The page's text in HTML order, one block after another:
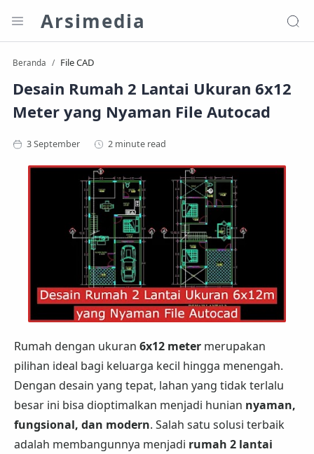
Arsimedia
Beranda File CAD
Desain Rumah 2 Lantai Ukuran 6x12
Meter yang Nyaman File Autocad
2 minute read
Rumah dengan ukuran 6x12 meter merupakan
pilihan ideal bagi keluarga kecil hingga menengah.
Dengan desain yang tepat, lahan yang tidak terlalu
besar ini bisa dioptimalkan menjadi hunian nyaman,
fungsional, dan modern. Salah satu solusi terbaik
adalah membangunnya menjadi rumah 2 lantai